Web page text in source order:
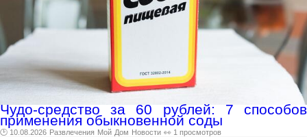
Чудо-средство за 60 рублей: 7 способов
применения обыкновенной соды
🕑 10.08.2026 Развлечения Мой Дом Новости 👀 1 просмотров